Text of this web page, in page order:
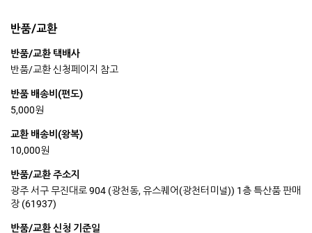
반품/교환
반품/교환 택배사
반품/교환 신청페이지 참고
반품 배송비(편도)
5,000원
교환 배송비(왕복)
10,000원
반품/교환 주소지
광주 서구 무진대로 904 (광천동, 유스퀘어(광천터미널)) 1층 특산품 판매
장 (61937)
반품/교환 신청 기준일